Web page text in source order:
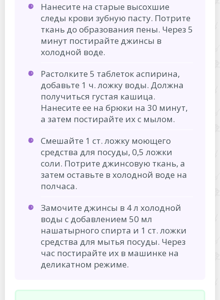
Нанесите на старые высохшие
следы крови зубную пасту. Потрите
ткань до образования пены. Через 5
минут постирайте джинсы в
холодной воде.
Растолките 5 таблеток аспирина,
добавьте 1 ч. ложку воды. Должна
получиться густая кашица.
Нанесите ее на брюки на 30 минут,
а затем постирайте их с мылом.
Смешайте 1 ст. ложку моющего
средства для посуды, 0,5 ложки
соли. Потрите джинсовую ткань, а
затем оставьте в холодной воде на
полчаса.
Замочите джинсы в 4 л холодной
воды с добавлением 50 мл
нашатырного спирта и 1 ст. ложки
средства для мытья посуды. Через
час постирайте их в машинке на
деликатном режиме.